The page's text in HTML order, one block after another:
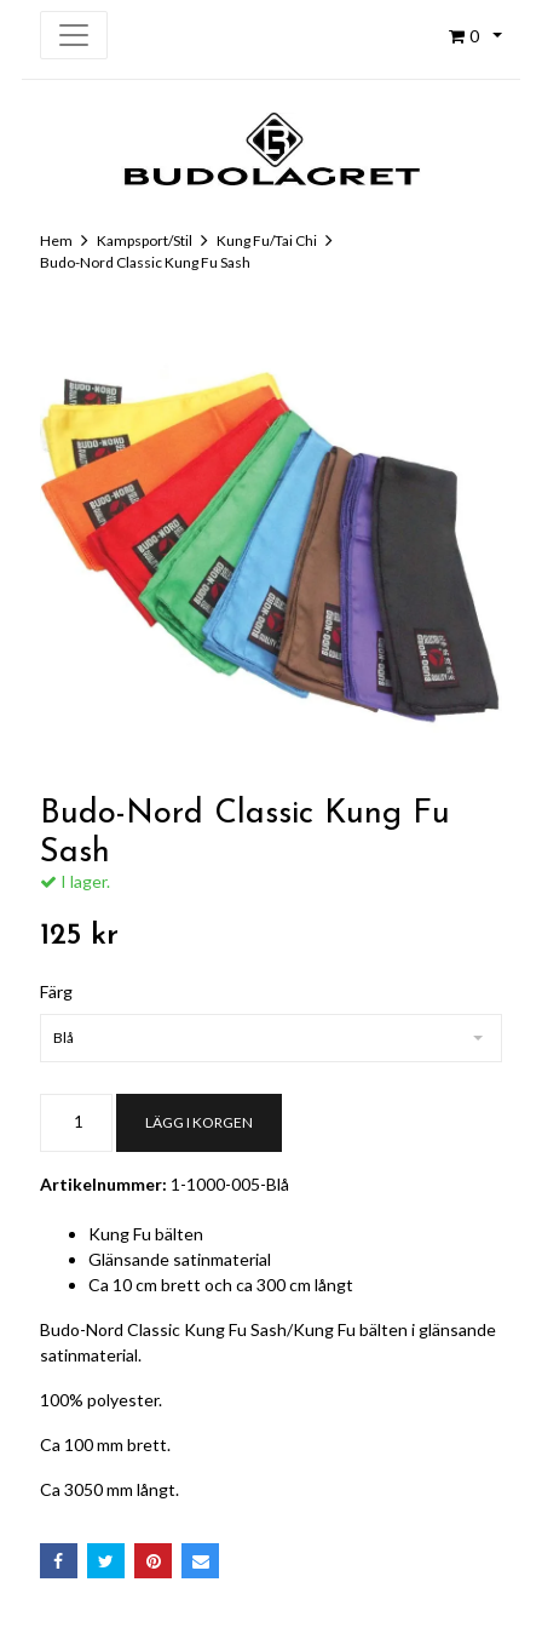
0
Hem Kampsport/Stil
Kung Fu/Tai Chi
Budo-Nord Classic Kung Fu Sash
Budo-Nord Classic Kung Fu
Sash
I lager.
125 kr
Färg
Blå
LÄGG I KORGEN
Artikelnummer: 1-1000-005-Blå
Kung Fu bälten
Glänsande satinmaterial
Ca 10 cm brett och ca 300 cm långt
Budo-Nord Classic Kung Fu Sash/Kung Fu bälten i glänsande
satinmaterial.
100% polyester.
Ca 100 mm brett.
Ca 3050 mm långt.